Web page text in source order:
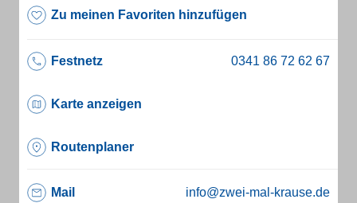
Zu meinen Favoriten hinzufügen
Festnetz
Karte anzeigen
Routenplaner
Mail info@zwei-mal-krause.de